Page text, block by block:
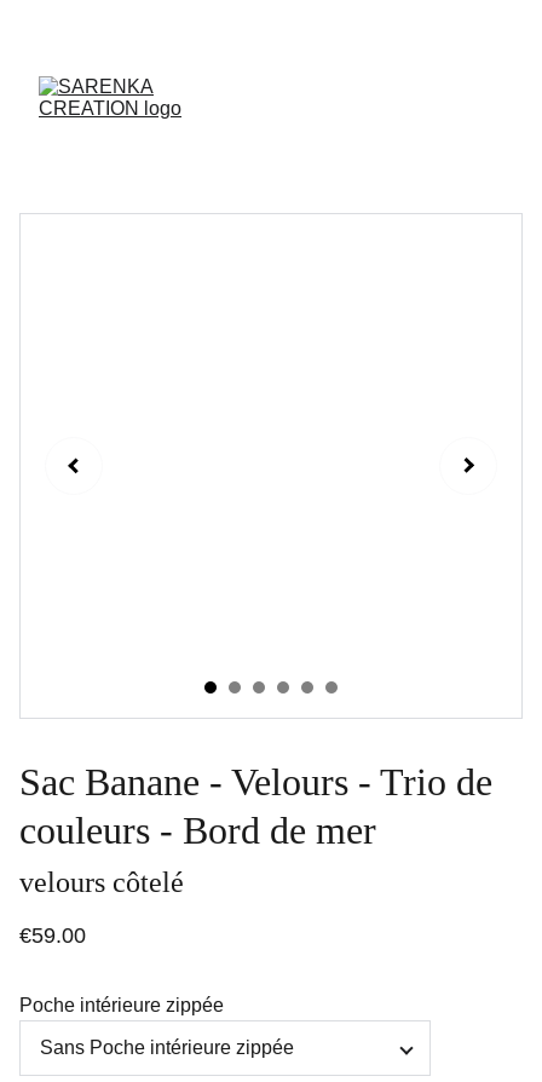
Sac Banane - Velours - Trio de
couleurs - Bord de mer
velours côtelé
€59.00
Poche intérieure zippée